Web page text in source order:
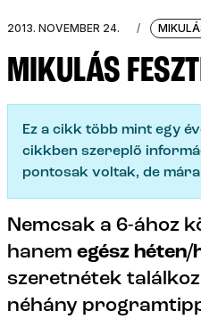
2013. NOVEMBER 24. /
MIKULÁS
Ez a cikk több mint egy
cikkben szereplő
pontosak voltak, de
Nemcsak a 6-ához
hanem egész héten/
szeretnétek
néhány